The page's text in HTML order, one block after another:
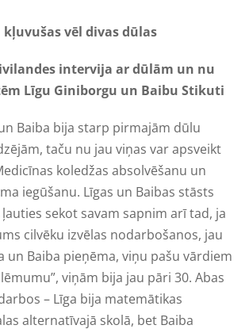
kļuvušas vēl divas dūlas
intervija ar dūlām un nu
Līgu Giniborgu un Baibu Stikuti
Baiba bija starp pirmajām dūlu
taču nu jau viņas var apsveikt
koledžas absolvēšanu un
iegūšanu. Līgas un Baibas stāsts
sekot savam sapnim arī tad, ja
cilvēku izvēlas nodarbošanos, jau
un Baiba pieņēma, viņu pašu vārdiem
viņām bija jau pāri 30. Abas
– Līga bija matemātikas
alternatīvajā skolā, bet Baiba